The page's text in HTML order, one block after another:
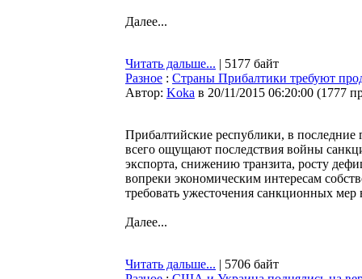
Далее...
Читать дальше... | 5177 байт
Разное : Страны Прибалтики требуют
Автор: Koka в 20/11/2015 06:20:00 (1777
Прибалтийские республики, в последние
всего ощущают последствия войны
экспорта, снижению транзита, росту
вопреки экономическим интересам
требовать ужесточения санкционных мер
Далее...
Читать дальше... | 5706 байт